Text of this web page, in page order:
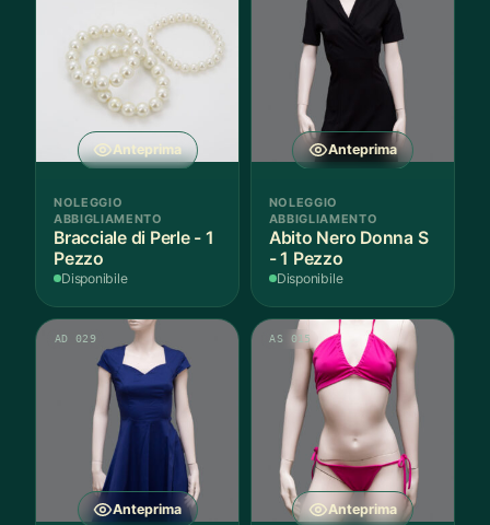
Anteprima
NOLEGGIO
ABBIGLIAMENTO
Bracciale di Perle - 1
Pezzo
Disponibile
Anteprima
NOLEGGIO
ABBIGLIAMENTO
Abito Nero Donna S
- 1 Pezzo
Disponibile
Anteprima
AD 029
Anteprima
AS 015